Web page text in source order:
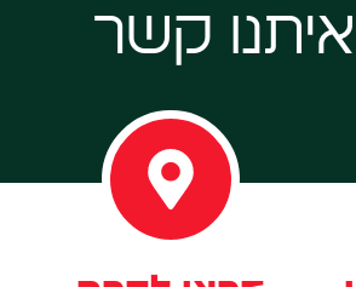
קשר